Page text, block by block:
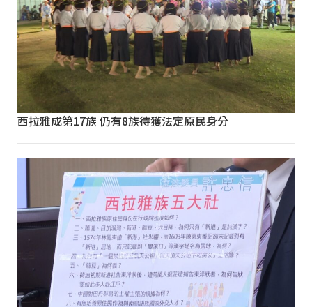
西拉雅成第17族 仍有8族待獲法定原民身分